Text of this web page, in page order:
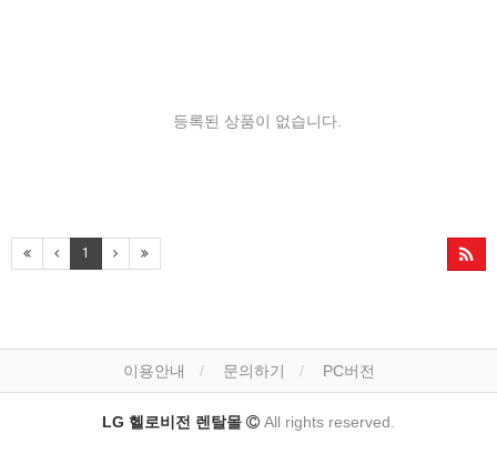
등록된 상품이 없습니다.
1
이용안내 문의하기 PC버전
LG 헬로비전 렌탈몰 All rights reserved.